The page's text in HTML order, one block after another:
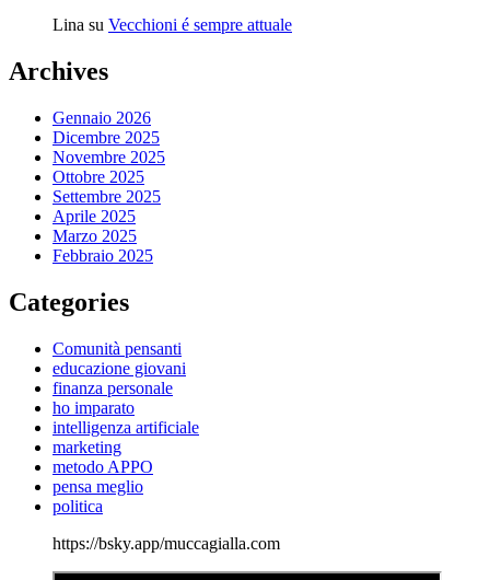
Lina su Vecchioni é sempre attuale
Archives
Gennaio 2026
Dicembre 2025
Novembre 2025
Ottobre 2025
Settembre 2025
Aprile 2025
Marzo 2025
Febbraio 2025
Categories
Comunità pensanti
educazione giovani
finanza personale
ho imparato
intelligenza artificiale
marketing
metodo APPO
pensa meglio
politica
https://bsky.app/muccagialla.com